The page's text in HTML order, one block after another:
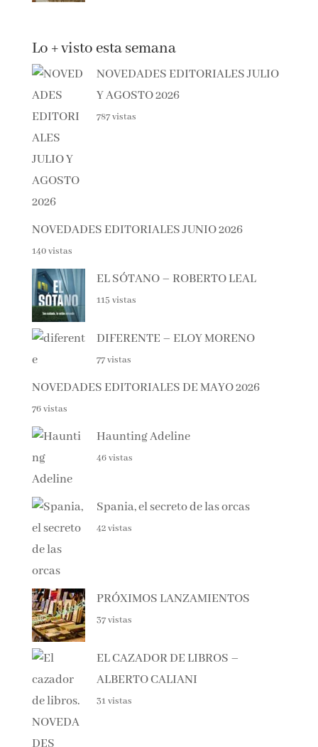
Lo + visto esta semana
NOVEDADES EDITORIALES JULIO
Y AGOSTO 2026
787 vistas
NOVEDADES EDITORIALES JUNIO 2026
140 vistas
EL SÓTANO – ROBERTO LEAL
115 vistas
DIFERENTE – ELOY MORENO
77 vistas
NOVEDADES EDITORIALES DE MAYO 2026
76 vistas
Haunting Adeline
46 vistas
Spania, el secreto de las orcas
42 vistas
PRÓXIMOS LANZAMIENTOS
37 vistas
EL CAZADOR DE LIBROS –
ALBERTO CALIANI
31 vistas